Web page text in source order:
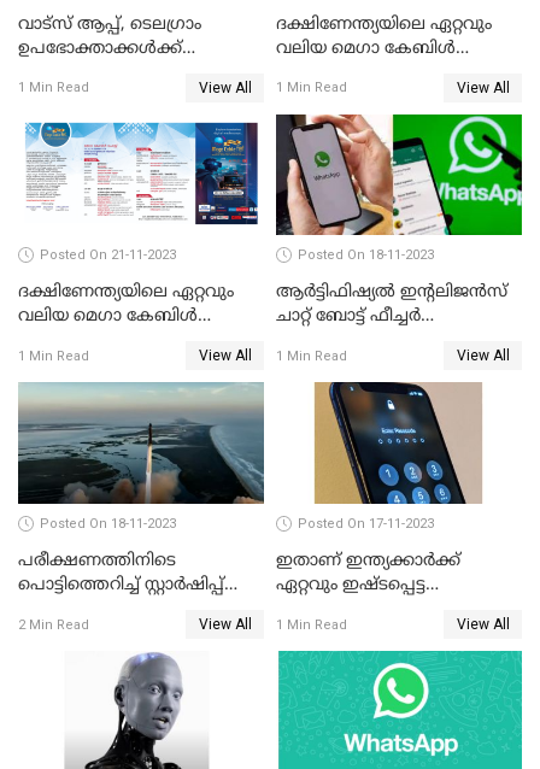
വാട്‌സ് ആപ്പ്, ടെലഗ്രാം
ഉപഭോക്താക്കള്‍ക്ക്
മൈക്രോസോഫ്റ്റ്
1 Min Read View All
ദക്ഷിണേന്ത്യയിലെ ഏറ്റവും
വലിയ മെഗാ കേബിള്‍
എഡിഷന്‍ കൊച്ചി
കടവന്ത്രയിൽ
1 Min Read View All
Posted On 21-11-2023
ദക്ഷിണേന്ത്യയിലെ ഏറ്റവും
വലിയ മെഗാ കേബിള്‍
എഡിഷന്‍ കൊച്ചി
കടവന്ത്രയിൽ
1 Min Read View All
Posted On 18-11-2023
ആര്‍ട്ടിഫിഷ്യല്‍ ഇന്റലിജന്‍സ്
ചാറ്റ് ബോട്ട് ഫീച്ചര്‍
വാട്സാപ്പ്
1 Min Read View All
Posted On 18-11-2023
പരീക്ഷണത്തിനിടെ
പൊട്ടിത്തെറിച്ച് സ്റ്റാര്‍ഷിപ്പ്
2 Min Read View All
Posted On 17-11-2023
ഇതാണ് ഇന്ത്യക്കാർക്ക്
ഏറ്റവും ഇഷ്ടപ്പെട്ട
1 Min Read View All